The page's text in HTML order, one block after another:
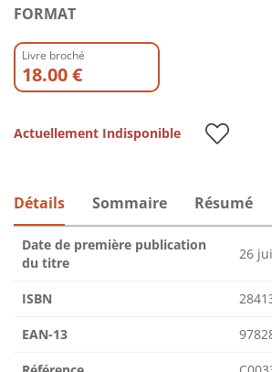
FORMAT
Livre broché
18.00 €
Actuellement Indisponible
Détails Sommaire Résumé
Date de première publication
du titre
26
ISBN
EAN-13